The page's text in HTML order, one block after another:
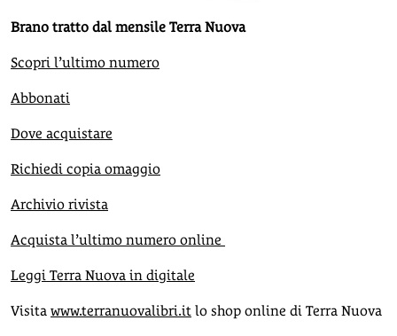
Brano tratto dal mensile Terra Nuova
Scopri l’ultimo numero
Abbonati
Dove acquistare
Richiedi copia omaggio
Archivio rivista
Acquista l’ultimo numero online
Leggi Terra Nuova in digitale
Visita www.terranuovalibri.it lo shop online di Terra Nuova